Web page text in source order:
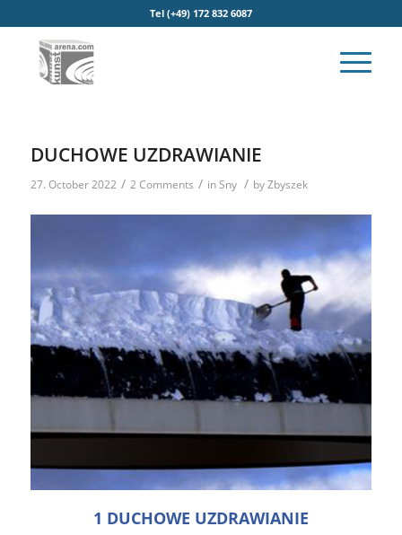
Tel (+49) 172 832 6087
DUCHOWE UZDRAWIANIE
27. October 2022 / 2 Comments / inSny / byZbyszek
1 DUCHOWE UZDRAWIANIE